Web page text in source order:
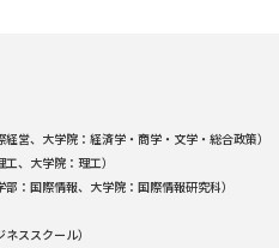
営、大学院：経済学・商学・文学・総合政策）
、大学院：理工）
：国際情報、大学院：国際情報研究科）
ススクール）